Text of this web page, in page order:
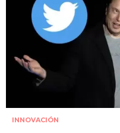
INNOVACIÓN